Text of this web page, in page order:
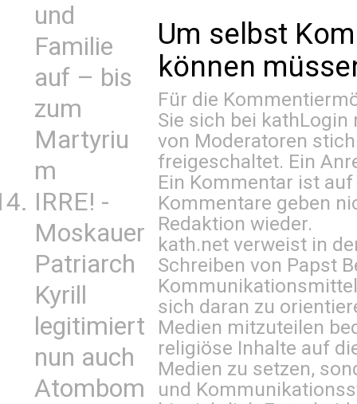
und
Familie
auf – bis
zum
Martyriu
m
IRRE! -
Moskauer
Patriarch
Kyrill
legitimiert
nun auch
Atombom
Um selbst
können
Für die
Sie sich bei kathLogin
von Moderatoren
freigeschaltet. Ein
Ein Kommentar ist
Kommentare geben
Redaktion wieder.
kath.net verweist in
Schreiben von Papst
sich daran zu
Medien mitzuteilen
religiöse Inhalte auf
Medien zu setzen,
und